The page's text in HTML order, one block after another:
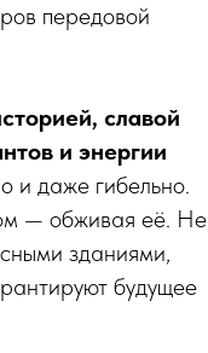
передовой
славой
и энергии
и даже гибельно.
— обживая её. Не
зданиями,
будущее